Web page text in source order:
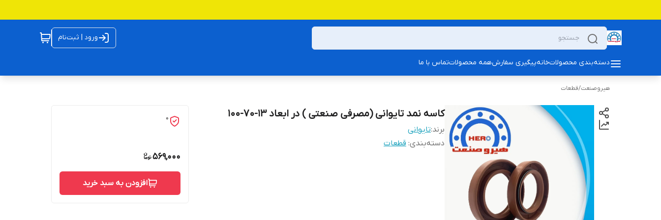
ورود | ثبت‌نام
دسته‌بندی محصولاتخانهپیگیری سفارشهمه محصولاتتماس با ما
هیروصنعت/قطعات
کاسه نمد تایوانی (مصرفی صنعتی ) در ابعاد 13-70-100
برند:تایوانی
دسته‌بندی: قطعات
0
569,000
افزودن به سبد خرید